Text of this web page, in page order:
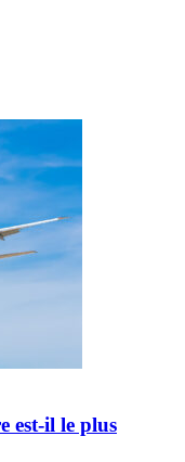
est-il le plus